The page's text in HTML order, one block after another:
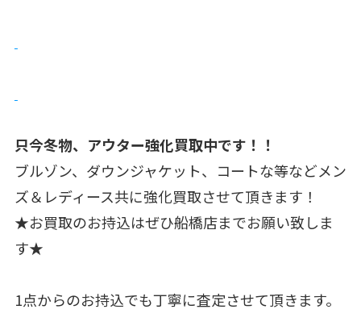
只今冬物、アウター強化買取中です！！
ブルゾン、ダウンジャケット、コートな等などメン
ズ＆レディース共に強化買取させて頂きます！
★お買取のお持込はぜひ船橋店までお願い致しま
す★
1点からのお持込でも丁寧に査定させて頂きます。